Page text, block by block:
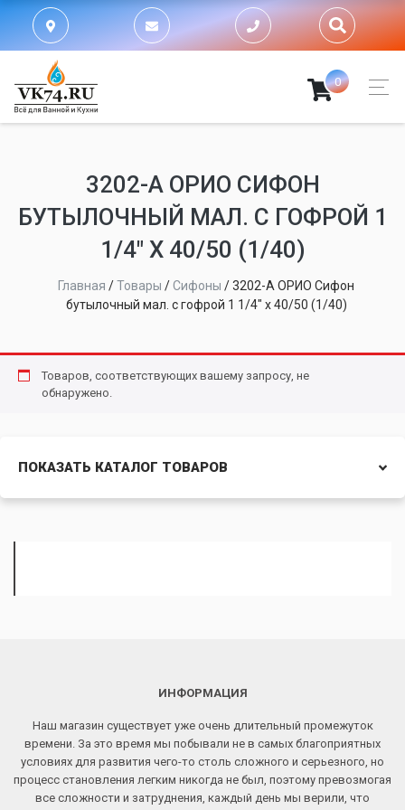
0
3202-А ОРИО СИФОН
БУТЫЛОЧНЫЙ МАЛ. С ГОФРОЙ 1
1/4" Х 40/50 (1/40)
Главная /Товары /Сифоны /3202-А ОРИО Сифон
бутылочный мал. с гофрой 1 1/4" х 40/50 (1/40)
Товаров, соответствующих вашему запросу, не
обнаружено.
ПОКАЗАТЬ КАТАЛОГ ТОВАРОВ
ИНФОРМАЦИЯ
Наш магазин существует уже очень длительный промежуток
времени. За это время мы побывали не в самых благоприятных
условиях для развития чего-то столь сложного и серьезного, но
процесс становления легким никогда не был, поэтому превозмогая
все сложности и затруднения, каждый день мы верили, что